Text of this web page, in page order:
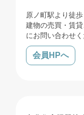
原ノ町駅より徒
建物の売買・賃
にお問い合わせく
会員HPへ